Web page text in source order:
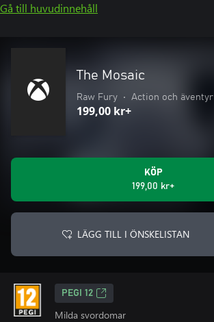
Gå till huvudinnehåll
The Mosaic
Raw Fury • Action och äventyr
199,00 kr+
KÖP
199,00 kr+
LÄGG TILL I ÖNSKELISTAN
PEGI 12
Milda svordomar